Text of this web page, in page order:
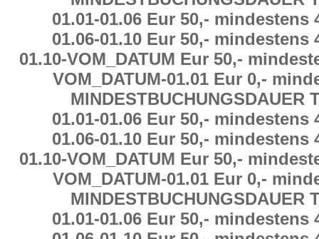
01.01-01.06 Eur 50,- mindestens
01.06-01.10 Eur 50,- mindestens
01.10-VOM_DATUM Eur 50,-
VOM_DATUM-01.01 Eur 0,-
MINDESTBUCHUNGSDAUER
01.01-01.06 Eur 50,- mindestens
01.06-01.10 Eur 50,- mindestens
01.10-VOM_DATUM Eur 50,-
VOM_DATUM-01.01 Eur 0,-
MINDESTBUCHUNGSDAUER
01.01-01.06 Eur 50,- mindestens